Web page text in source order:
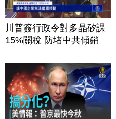
川普簽行政令對多晶矽課
15%關稅 防堵中共傾銷